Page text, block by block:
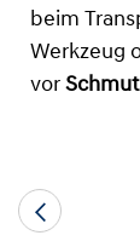
beim
Werkzeug
vor